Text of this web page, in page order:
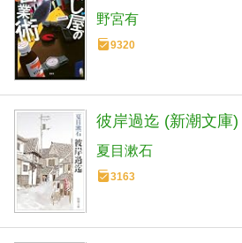
野宮有
9320
彼岸過迄 (新潮文庫)
夏目漱石
3163